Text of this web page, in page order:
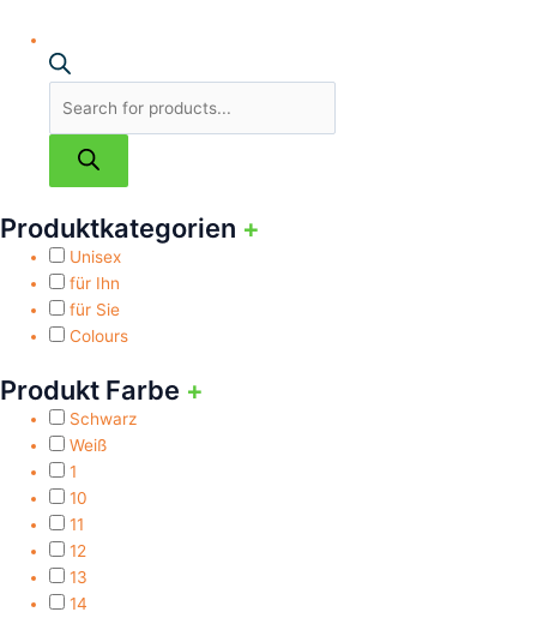
Produktkategorien +
Unisex
für Ihn
für Sie
Colours
Produkt Farbe +
Schwarz
Weiß
1
10
11
12
13
14